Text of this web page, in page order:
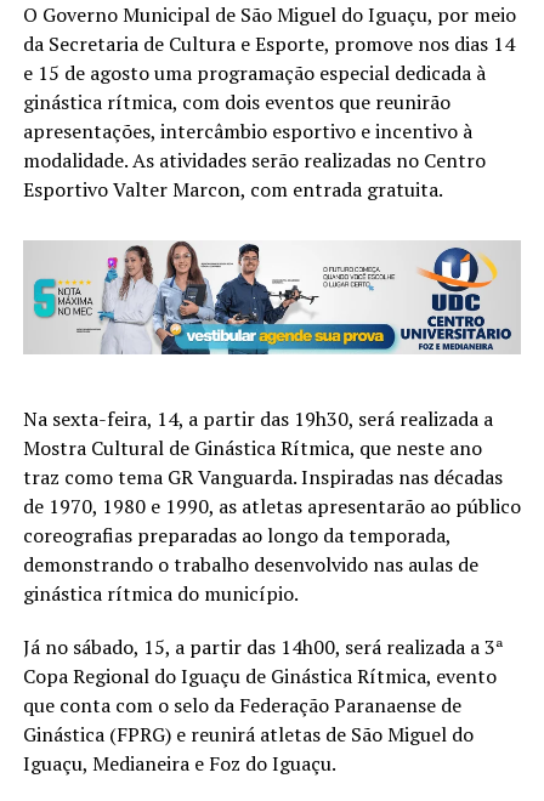
O Governo Municipal de São Miguel do Iguaçu, por meio
da Secretaria de Cultura e Esporte, promove nos dias 14
e 15 de agosto uma programação especial dedicada à
ginástica rítmica, com dois eventos que reunirão
apresentações, intercâmbio esportivo e incentivo à
modalidade. As atividades serão realizadas no Centro
Esportivo Valter Marcon, com entrada gratuita.
Na sexta-feira, 14, a partir das 19h30, será realizada a
Mostra Cultural de Ginástica Rítmica, que neste ano
traz como tema GR Vanguarda. Inspiradas nas décadas
de 1970, 1980 e 1990, as atletas apresentarão ao público
coreografias preparadas ao longo da temporada,
demonstrando o trabalho desenvolvido nas aulas de
ginástica rítmica do município.
Já no sábado, 15, a partir das 14h00, será realizada a 3ª
Copa Regional do Iguaçu de Ginástica Rítmica, evento
que conta com o selo da Federação Paranaense de
Ginástica (FPRG) e reunirá atletas de São Miguel do
Iguaçu, Medianeira e Foz do Iguaçu.